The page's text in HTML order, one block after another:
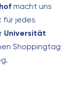
macht uns
für jedes
Universität
Shoppingtag